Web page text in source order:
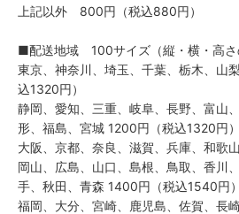
上記以外 800円（税込880円）
■配送地域 100サイズ（縦・横・高さ
東京、神奈川、埼玉、千葉、栃木、山
込1320円）
静岡、愛知、三重、岐阜、長野、富山
形、福島、宮城 1200円（税込1320円）
大阪、京都、奈良、滋賀、兵庫、和歌
岡山、広島、山口、島根、鳥取、香川
手、秋田、青森 1400円（税込1540円）
福岡、大分、宮崎、鹿児島、佐賀、長